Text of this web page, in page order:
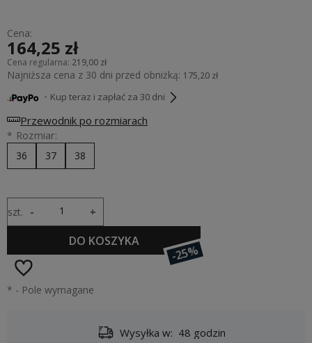
Cena:
164,25 zł
Cena regularna: 219,00 zł
Najniższa cena z 30 dni przed obniżką: 175,20 zł
・Kup teraz i zapłać za 30 dni
Przewodnik po rozmiarach
* Rozmiar:
36
37 38
szt. +
-
DO KOSZYKA
-25%
* - Pole wymagane
Wysyłka w: 48 godzin